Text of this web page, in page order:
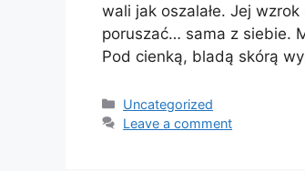
wali jak oszalałe. Jej
poruszać… sama z siebie.
Pod cienką, bladą skórą
Categories
Uncategorized
Leave a comment